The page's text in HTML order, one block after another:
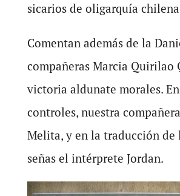
sicarios de oligarquía
Comentan además de la
compañeras Marcia Quirilao
victoria aldunate morales.
controles, nuestra
Melita, y en la traducción de
señas el intérprete Jordan.